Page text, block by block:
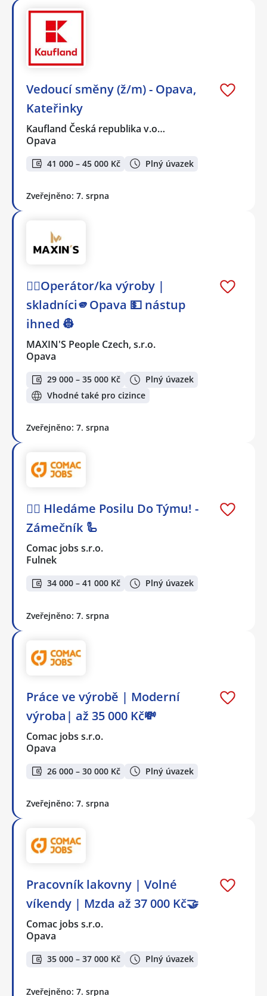
Vedoucí směny (ž/m) - Opava,
Kateřinky
Kaufland Česká republika v.o…
Opava
41 000 – 45 000 Kč Plný úvazek
Zveřejněno: 7. srpna
👷‍♂️Operátor/ka výroby |
skladníci🫵Opava 💵 nástup
ihned 👷
MAXIN'S People Czech, s.r.o.
Opava
29 000 – 35 000 Kč
Plný úvazek
Vhodné také pro cizince
Zveřejněno: 7. srpna
🕵️‍♂️ Hledáme Posilu Do Týmu! -
Zámečník 🦾
Comac jobs s.r.o.
Fulnek
34 000 – 41 000 Kč Plný úvazek
Zveřejněno: 7. srpna
Práce ve výrobě | Moderní
výroba| až 35 000 Kč💸
Comac jobs s.r.o.
Opava
26 000 – 30 000 Kč Plný úvazek
Zveřejněno: 7. srpna
Pracovník lakovny | Volné
víkendy | Mzda až 37 000 Kč🤝
Comac jobs s.r.o.
Opava
35 000 – 37 000 Kč Plný úvazek
Zveřejněno: 7. srpna